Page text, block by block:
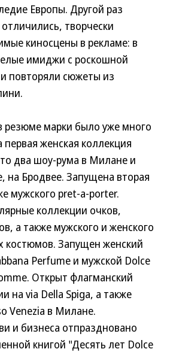
Европы. Другой раз
творчески
киносцены в рекламе: в
имиджи с роскошной
повторяли сюжеты из
резюме марки было уже много
первая женская коллекция
два шоу-рума в Милане и
на Бродвее. Запущена вторая
мужского pret-a-porter.
коллекции очков,
а также мужского и женского
костюмов. Запущен женский
Perfume и мужской Dolce
Открыт флагманский
на via Della Spiga, а также
Venezia в Милане.
и бизнеса отпраздновано
книгой "Десять лет Dolce